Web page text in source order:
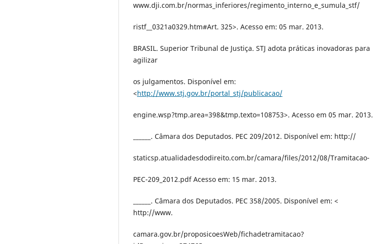
www.dji.com.br/normas_inferiores/regimento_interno_e_sumula_stf/
ristf__0321a0329.htm#Art. 325>. Acesso em: 05 mar. 2013.
BRASIL. Superior Tribunal de Justiça. STJ adota práticas inovadoras para
agilizar
os julgamentos. Disponível em:
<http://www.stj.gov.br/portal_stj/publicacao/
engine.wsp?tmp.area=398&tmp.texto=108753>. Acesso em 05 mar. 2013.
______. Câmara dos Deputados. PEC 209/2012. Disponível em: http://
staticsp.atualidadesdodireito.com.br/camara/files/2012/08/Tramitacao-
PEC-209_2012.pdf Acesso em: 15 mar. 2013.
______. Câmara dos Deputados. PEC 358/2005. Disponível em: <
http://www.
camara.gov.br/proposicoesWeb/fichadetramitacao?